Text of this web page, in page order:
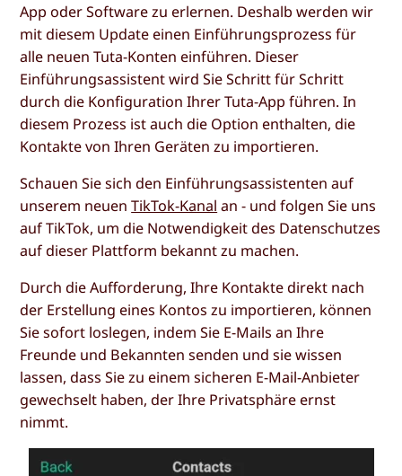
App oder Software zu erlernen. Deshalb werden wir
mit diesem Update einen Einführungsprozess für
alle neuen Tuta-Konten einführen. Dieser
Einführungsassistent wird Sie Schritt für Schritt
durch die Konfiguration Ihrer Tuta-App führen. In
diesem Prozess ist auch die Option enthalten, die
Kontakte von Ihren Geräten zu importieren.
Schauen Sie sich den Einführungsassistenten auf
unserem neuenTikTok-Kanal an - und folgen Sie uns
auf TikTok, um die Notwendigkeit des Datenschutzes
auf dieser Plattform bekannt zu machen.
Durch die Aufforderung, Ihre Kontakte direkt nach
der Erstellung eines Kontos zu importieren, können
Sie sofort loslegen, indem Sie E-Mails an Ihre
Freunde und Bekannten senden und sie wissen
lassen, dass Sie zu einem sicheren E-Mail-Anbieter
gewechselt haben, der Ihre Privatsphäre ernst
nimmt.